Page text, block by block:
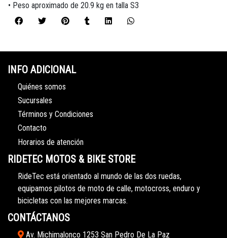
• Peso aproximado de 20.9 kg en talla S3
INFO ADICIONAL
Quiénes somos
Sucursales
Términos y Condiciones
Contacto
Horarios de atención
RIDETEC MOTOS & BIKE STORE
RideTec está orientado al mundo de las dos ruedas,
equipamos pilotos de moto de calle, motocross, enduro y
bicicletas con las mejores marcas.
CONTÁCTANOS
Av. Michimalonco 1253 San Pedro De La Paz